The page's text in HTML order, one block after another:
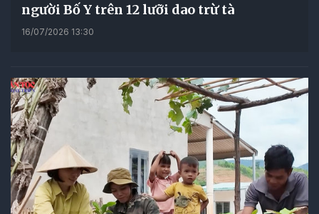
người Bố Y trên 12 lưỡi dao trừ tà
16/07/2026 13:30